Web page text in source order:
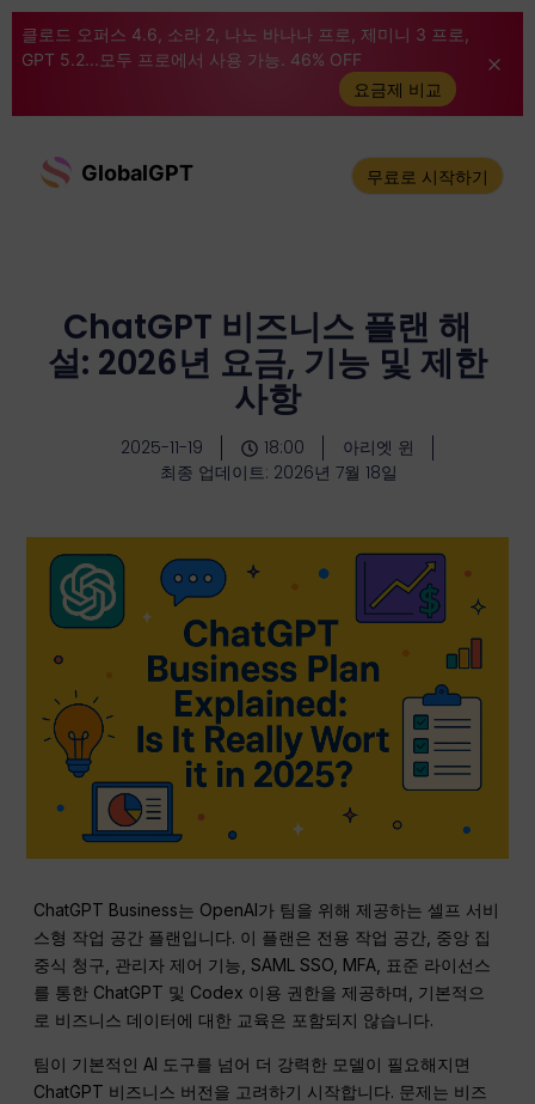
클로드 오퍼스 4.6, 소라 2, 나노 바나나 프로, 제미니 3 프로,
GPT 5.2...모두 프로에서 사용 가능. 46% OFF
요금제 비교
GlobalGPT 무료로 시작하기
ChatGPT 비즈니스 플랜 해
설: 2026년 요금, 기능 및 제한
사항
2025-11-19 18:00
아리엣 윈
최종 업데이트: 2026년 7월 18일
ChatGPT Business는 OpenAI가 팀을 위해 제공하는 셀프 서비
스형 작업 공간 플랜입니다. 이 플랜은 전용 작업 공간, 중앙 집
중식 청구, 관리자 제어 기능, SAML SSO, MFA, 표준 라이선스
를 통한 ChatGPT 및 Codex 이용 권한을 제공하며, 기본적으
로 비즈니스 데이터에 대한 교육은 포함되지 않습니다.
팀이 기본적인 AI 도구를 넘어 더 강력한 모델이 필요해지면
ChatGPT 비즈니스 버전을 고려하기 시작합니다. 문제는 비즈